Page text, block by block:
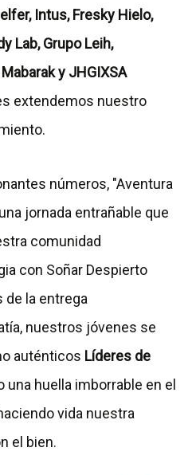
Intus, Fresky Hielo,
Lab, Grupo Leih,
y JHGIXSA
extendemos nuestro
números, "Aventura
jornada entrañable que
comunidad
con Soñar Despierto
de la entrega
nuestros jóvenes se
auténticos Líderes de
una huella imborrable en el
vida nuestra
el bien.